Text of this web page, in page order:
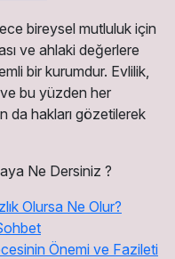
bireysel mutluluk için
ve ahlaki değerlere
bir kurumdur. Evlilik,
ve bu yüzden her
da hakları gözetilerek
Ne Dersiniz ?
Olursa Ne Olur?
Önemi ve Fazileti